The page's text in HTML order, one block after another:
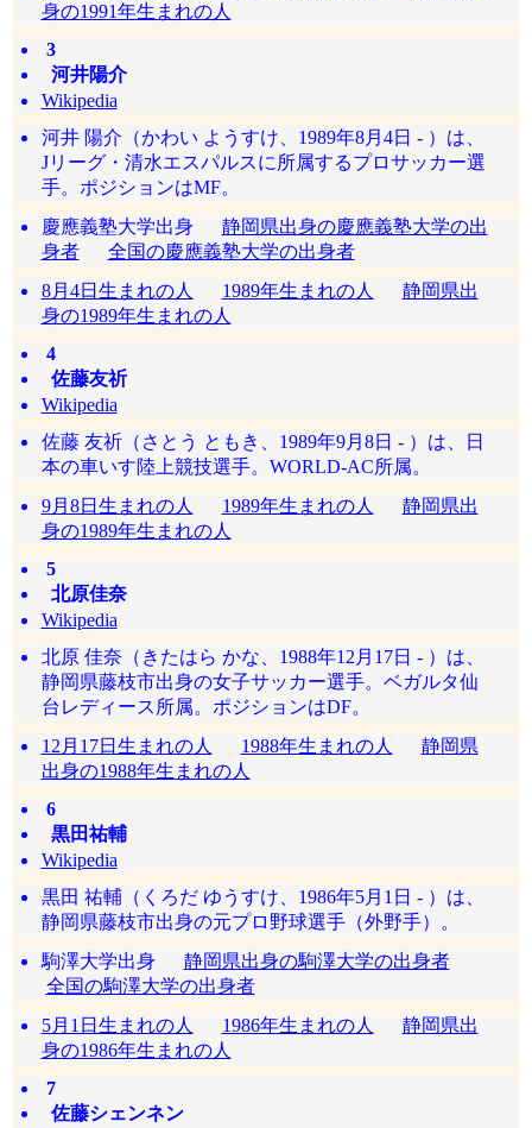
身の1991年生まれの人
3
河井陽介
Wikipedia
河井 陽介（かわい ようすけ、1989年8月4日 - ）は、
Jリーグ・清水エスパルスに所属するプロサッカー選
手。ポジションはMF。
慶應義塾大学出身 静岡県出身の慶應義塾大学の出
身者
全国の慶應義塾大学の出身者
8月4日生まれの人
1989年生まれの人
静岡県出
身の1989年生まれの人
4
佐藤友祈
Wikipedia
佐藤 友祈（さとう ともき、1989年9月8日 - ）は、日
本の車いす陸上競技選手。WORLD-AC所属。
9月8日生まれの人
1989年生まれの人
静岡県出
身の1989年生まれの人
5
北原佳奈
Wikipedia
北原 佳奈（きたはら かな、1988年12月17日 - ）は、
静岡県藤枝市出身の女子サッカー選手。ベガルタ仙
台レディース所属。ポジションはDF。
12月17日生まれの人
1988年生まれの人
静岡県
出身の1988年生まれの人
6
黒田祐輔
Wikipedia
黒田 祐輔（くろだ ゆうすけ、1986年5月1日 - ）は、
静岡県藤枝市出身の元プロ野球選手（外野手）。
駒澤大学出身 静岡県出身の駒澤大学の出身者
全国の駒澤大学の出身者
5月1日生まれの人
1986年生まれの人
静岡県出
身の1986年生まれの人
7
佐藤シェンネン